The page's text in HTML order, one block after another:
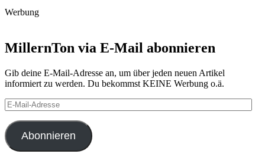
Werbung
MillernTon via E-Mail abonnieren
Gib deine E-Mail-Adresse an, um über jeden neuen Artikel
informiert zu werden. Du bekommst KEINE Werbung o.ä.
E-
Mail-
Adresse
Abonnieren